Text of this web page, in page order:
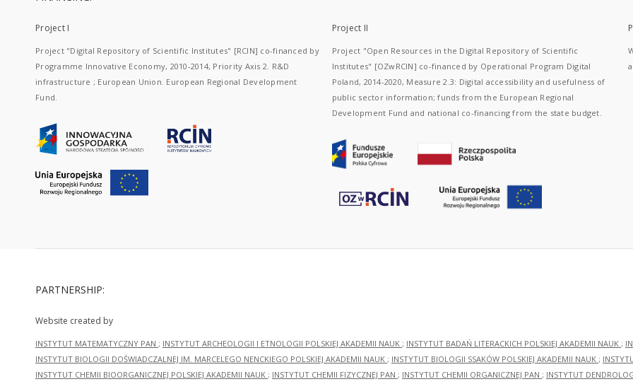
Project I
Project "Digital Repository of Scientific Institutes" [RCIN] co-financed by
Programme Innovative Economy, 2010-2014, Priority Axis 2. R&D
infrastructure ; European Union. European Regional Development
Fund.
Project II
Project "Open Resources in the Digital Repository of Scientific
Institutes" [OZwRCIN] co-financed by Operational Program Digital
Poland, 2014-2020, Measure 2.3: Digital accessibility and usefulness of
public sector information; funds from the European Regional
Development Fund and national co-financing from the state budget.
PARTNERSHIP:
Website created by
INSTYTUT MATEMATYCZNY PAN ; INSTYTUT ARCHEOLOGII I ETNOLOGII POLSKIEJ AKADEMII NAUK ; INSTYTUT BADAŃ LITERACKICH POLSKIEJ AKADEMII NAUK ;
INSTYTUT BIOLOGII DOŚWIADCZALNEJ IM. MARCELEGO NENCKIEGO POLSKIEJ AKADEMII NAUK ; INSTYTUT BIOLOGII SSAKÓW POLSKIEJ AKADEMII NAUK ;
INSTYTUT CHEMII BIOORGANICZNEJ POLSKIEJ AKADEMII NAUK ; INSTYTUT CHEMII FIZYCZNEJ PAN ; INSTYTUT CHEMII ORGANICZNEJ PAN ; INSTYTUT